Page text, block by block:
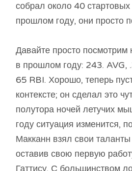
собрал около 40
прошлом году, они просто
Давайте просто посмотрим
в прошлом году: 243. AVG,
65 RBI. Хорошо, теперь
контексте; он сделал это
полутора ночей летучих
году ситуация изменится,
Макканн взял свои
оставив свою первую
Гаттису. С большинством